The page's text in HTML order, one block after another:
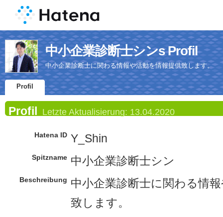
中小企業診断士シンs Profil
中小企業診断士に関わる情報や活動を情報提供致します。
Profil
Profil Letzte Aktualisierung: 13.04.2020
Hatena ID Y_Shin
Spitzname 中小企業診断士シン
Beschreibung 中小企業診断士に関わる情
致します。